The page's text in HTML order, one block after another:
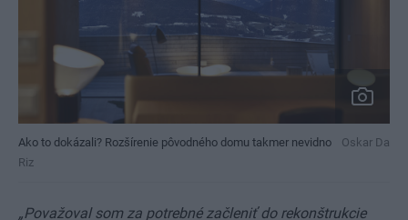
Ako to dokázali? Rozšírenie pôvodného domu takmer nevidno
Oskar Da
Riz
„Považoval som za potrebné začleniť do rekonštrukcie